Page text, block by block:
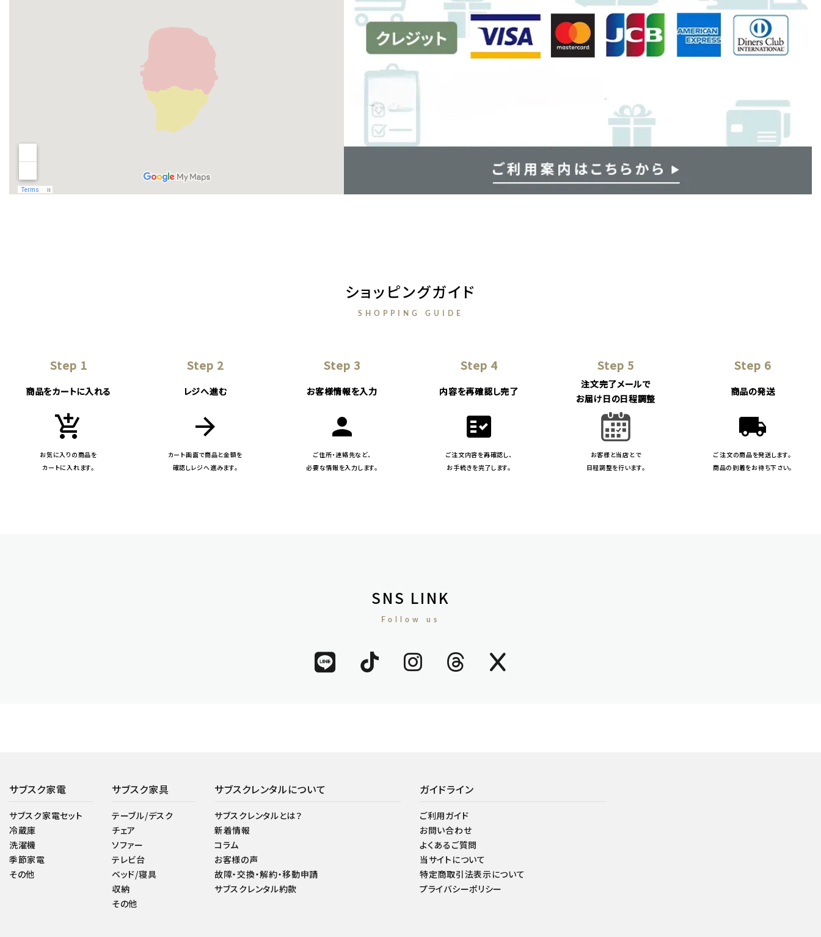
ショッピングガイド
SHOPPING GUIDE
Step 1
商品をカートに入れる
add_shopping_cart
お気に入りの商品を
カートに入れます。
Step 2
レジへ進む
arrow_forward
カート画面で商品と金額を
確認しレジへ進みます。
Step 3
お客様情報を入力
person
ご住所・連絡先など、
必要な情報を入力します。
Step 4
内容を再確認し完了
fact_check
ご注文内容を再確認し、
お手続きを完了します。
Step 5
注文完了メールで
お届け日の日程調整
お客様と当店とで
日程調整を行います。
Step 6
商品の発送
local_shipping
ご注文の商品を発送します。
商品の到着をお待ち下さい。
SNS LINK
Follow us
サブスク家電
サブスク家電セット
冷蔵庫
洗濯機
季節家電
その他
サブスク家具
テーブル/デスク
チェア
ソファー
テレビ台
ベッド/寝具
収納
その他
サブスクレンタルについて
サブスクレンタルとは？
新着情報
コラム
お客様の声
故障・交換・解約・移動申請
サブスクレンタル約款
ガイドライン
ご利用ガイド
お問い合わせ
よくあるご質問
当サイトについて
特定商取引法表示について
プライバシーポリシー